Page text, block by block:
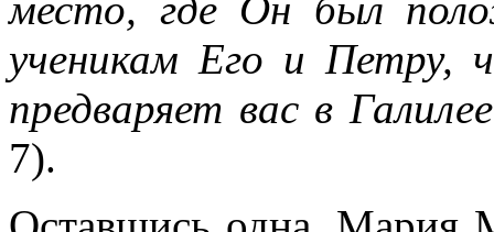
место, где Он был
ученикам Его и Петру,
предваряет вас в
7).